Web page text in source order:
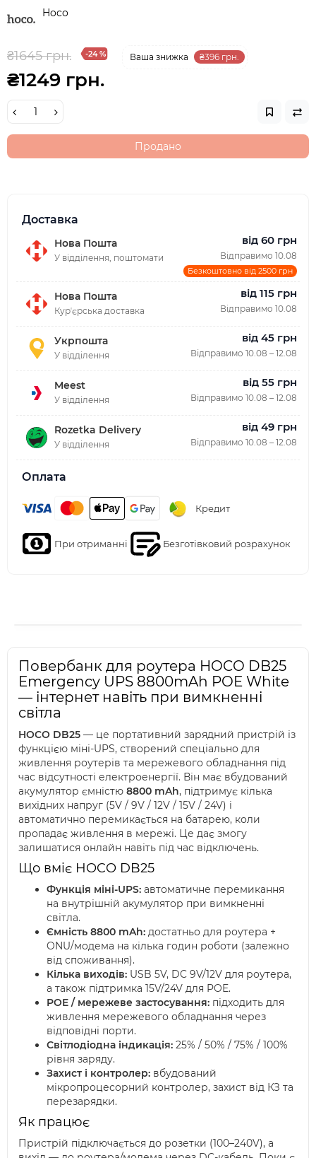
Hoco
₴1645 грн. -24 % Ваша знижка ₴396 грн.
₴1249 грн.
Продано
Доставка
Нова Пошта
У відділення, поштомати
від 60 грн
Відправимо 10.08
Безкоштовно від 2500 грн
Нова Пошта
Курʼєрська доставка
від 115 грн
Відправимо 10.08
Укрпошта
У відділення
від 45 грн
Відправимо 10.08 – 12.08
Meest
У відділення
від 55 грн
Відправимо 10.08 – 12.08
Rozetka Delivery
У відділення
від 49 грн
Відправимо 10.08 – 12.08
Оплата
Кредит
При отриманні Безготівковий розрахунок
Повербанк для роутера HOCO DB25
Emergency UPS 8800mAh POE White
— інтернет навіть при вимкненні
світла
HOCO DB25 — це портативний зарядний пристрій із
функцією міні-UPS, створений спеціально для
живлення роутерів та мережевого обладнання під
час відсутності електроенергії. Він має вбудований
акумулятор ємністю 8800 mAh, підтримує кілька
вихідних напруг (5V / 9V / 12V / 15V / 24V) і
автоматично перемикається на батарею, коли
пропадає живлення в мережі. Це дає змогу
залишатися онлайн навіть під час відключень.
Що вміє HOCO DB25
Функція міні-UPS: автоматичне перемикання
на внутрішній акумулятор при вимкненні
світла.
Ємність 8800 mAh: достатньо для роутера +
ONU/модема на кілька годин роботи (залежно
від споживання).
Кілька виходів: USB 5V, DC 9V/12V для роутера,
а також підтримка 15V/24V для POE.
POE / мережеве застосування: підходить для
живлення мережевого обладнання через
відповідні порти.
Світлодіодна індикація: 25% / 50% / 75% / 100%
рівня заряду.
Захист і контролер: вбудований
мікропроцесорний контролер, захист від КЗ та
перезарядки.
Як працює
Пристрій підключається до розетки (100–240V), а